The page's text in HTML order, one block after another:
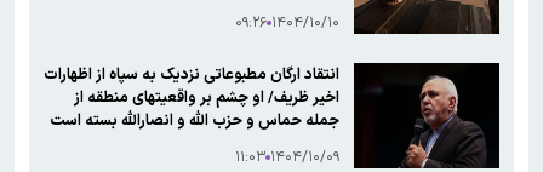
۱۴۰۴/۱۰/۱۰ ۰۹:۲۶
انتقاد ارگان مطبوعاتی نزدیک به سپاه از اظهارات
اخیر ظریف/ او چشم بر واقعیتهای منطقه از
جمله حماس و حزب الله و انصارالله بسته است
۱۴۰۴/۱۰/۰۹ ۱۱:۰۳